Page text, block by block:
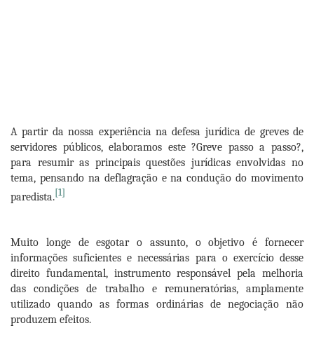
A partir da nossa experiência na defesa jurídica de greves de
servidores públicos, elaboramos este ?Greve passo a passo?,
para resumir as principais questões jurídicas envolvidas no
tema, pensando na deflagração e na condução do movimento
paredista.[1]
Muito longe de esgotar o assunto, o objetivo é fornecer
informações suficientes e necessárias para o exercício desse
direito fundamental, instrumento responsável pela melhoria
das condições de trabalho e remuneratórias, amplamente
utilizado quando as formas ordinárias de negociação não
produzem efeitos.